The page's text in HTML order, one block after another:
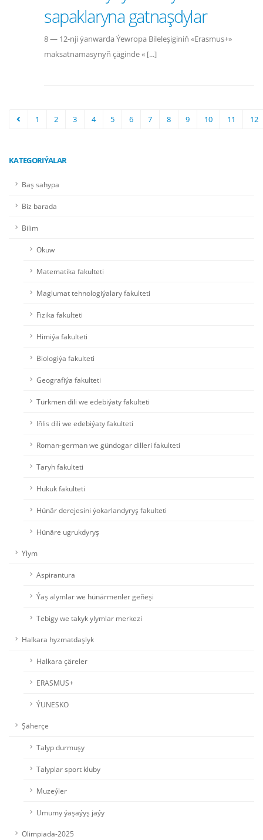
sapaklaryna gatnaşdylar
8 — 12-nji ýanwarda Ýewropa Bileleşiginiň «Erasmus+»
maksatnamasynyň çäginde « [...]
1 2 3 4 5 6 7 8 9 10 11 12
KATEGORIÝALAR
Baş sahypa
Biz barada
Bilim
Okuw
Matematika fakulteti
Maglumat tehnologiýalary fakulteti
Fizika fakulteti
Himiýa fakulteti
Biologiýa fakulteti
Geografiýa fakulteti
Türkmen dili we edebiýaty fakulteti
Iňlis dili we edebiýaty fakulteti
Roman-german we gündogar dilleri fakulteti
Taryh fakulteti
Hukuk fakulteti
Hünär derejesini ýokarlandyryş fakulteti
Hünäre ugrukdyryş
Ylym
Aspirantura
Ýaş alymlar we hünärmenler geňeşi
Tebigy we takyk ylymlar merkezi
Halkara hyzmatdaşlyk
Halkara çäreler
ERASMUS+
ÝUNESKO
Şäherçe
Talyp durmuşy
Talyplar sport kluby
Muzeýler
Umumy ýaşaýyş jaýy
Olimpiada-2025